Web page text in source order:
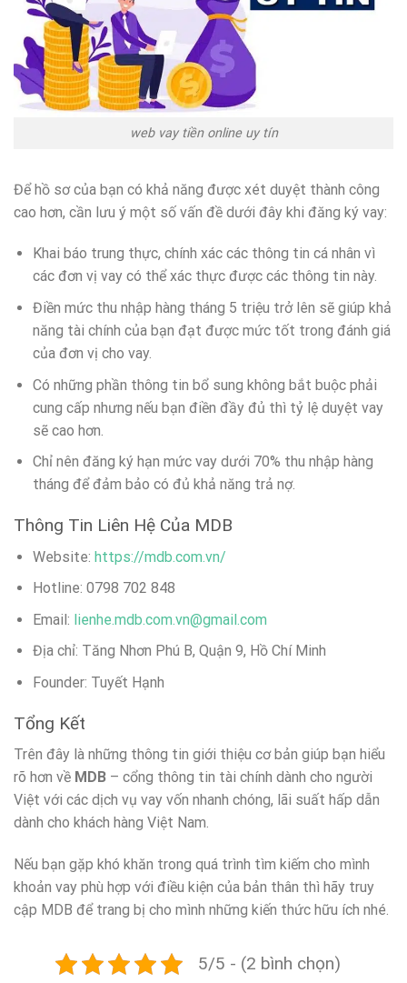
web vay tiền online uy tín
Để hồ sơ của bạn có khả năng được xét duyệt thành công
cao hơn, cần lưu ý một số vấn đề dưới đây khi đăng ký vay:
Khai báo trung thực, chính xác các thông tin cá nhân vì
các đơn vị vay có thể xác thực được các thông tin này.
Điền mức thu nhập hàng tháng 5 triệu trở lên sẽ giúp khả
năng tài chính của bạn đạt được mức tốt trong đánh giá
của đơn vị cho vay.
Có những phần thông tin bổ sung không bắt buộc phải
cung cấp nhưng nếu bạn điền đầy đủ thì tỷ lệ duyệt vay
sẽ cao hơn.
Chỉ nên đăng ký hạn mức vay dưới 70% thu nhập hàng
tháng để đảm bảo có đủ khả năng trả nợ.
Thông Tin Liên Hệ Của MDB
Website: https://mdb.com.vn/
Hotline: 0798 702 848
Email: lienhe.mdb.com.vn@gmail.com
Địa chỉ: Tăng Nhơn Phú B, Quận 9, Hồ Chí Minh
Founder: Tuyết Hạnh
Tổng Kết
Trên đây là những thông tin giới thiệu cơ bản giúp bạn hiểu
rõ hơn về MDB – cổng thông tin tài chính dành cho người
Việt với các dịch vụ vay vốn nhanh chóng, lãi suất hấp dẫn
dành cho khách hàng Việt Nam.
Nếu bạn gặp khó khăn trong quá trình tìm kiếm cho mình
khoản vay phù hợp với điều kiện của bản thân thì hãy truy
cập MDB để trang bị cho mình những kiến thức hữu ích nhé.
5/5 - (2 bình chọn)